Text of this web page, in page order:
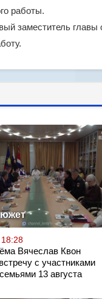
работы.
заместитель
Вячеслав Квон
с участниками
13 августа